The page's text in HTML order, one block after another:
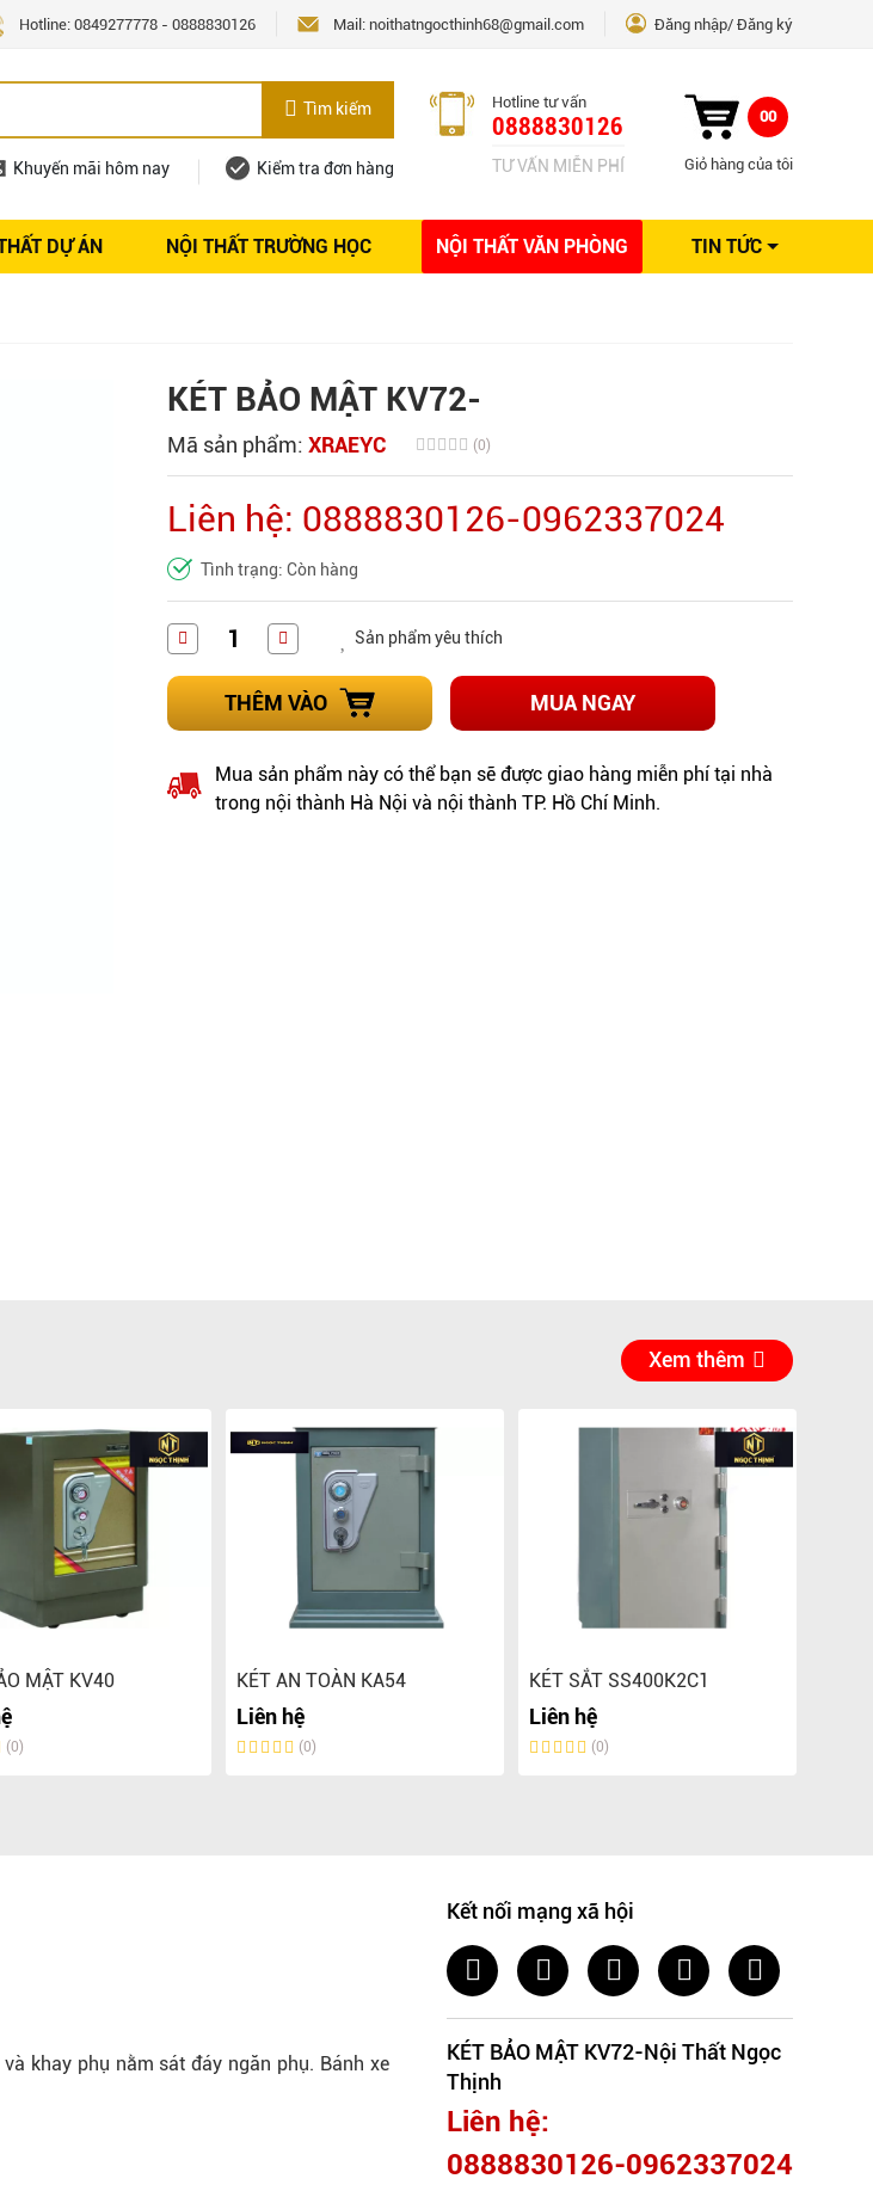
Hotline: 0849277778 - 0888830126 Mail: noithatngocthinh68@gmail.com Đăng nhập Đăng ký
Tìm kiếm
Khuyến mãi hôm nay Kiểm tra đơn hàng
Hotline tư vấn
0888830126
TƯ VẤN MIỄN PHÍ
00
Giỏ hàng của tôi
DỰ ÁN NỘI THẤT TRƯỜNG HỌC NỘI THẤT VĂN PHÒNG TIN TỨC
Giải pháp thiết kế
KÉT BẢO MẬT KV72-
Mã sản phẩm:XRAEYC (0)
Liên hệ: 0888830126-0962337024
Tình trạng: Còn hàng
Sản phẩm yêu thích
THÊM VÀO MUA NGAY
Mua sản phẩm này có thể bạn sẽ được giao hàng miễn phí tại nhà
trong nội thành Hà Nội và nội thành TP. Hồ Chí Minh.
Xem thêm
MẬT KV40
(0)
KÉT AN TOÀN KA54
Liên hệ
(0)
KÉT SẮT SS400K2C1
Liên hệ
(0)
khay phụ nằm sát đáy ngăn phụ. Bánh xe
Kết nối mạng xã hội
KÉT BẢO MẬT KV72-Nội Thất Ngọc
Thịnh
Liên hệ:
0888830126-0962337024